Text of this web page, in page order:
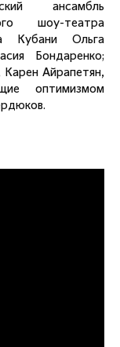
ансамбль
шоу-театра
Кубани Ольга
Бондаренко;
Карен Айрапетян,
оптимизмом